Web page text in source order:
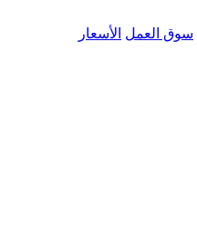
سوق العمل الأسعار